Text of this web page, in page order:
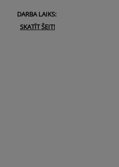
DARBA LAIKS:
SKATĪT ŠEIT!